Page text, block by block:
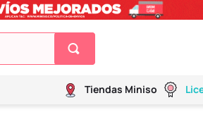
Tiendas Miniso